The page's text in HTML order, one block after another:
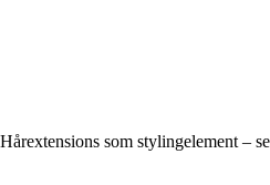
Hårextensions som stylingelement –